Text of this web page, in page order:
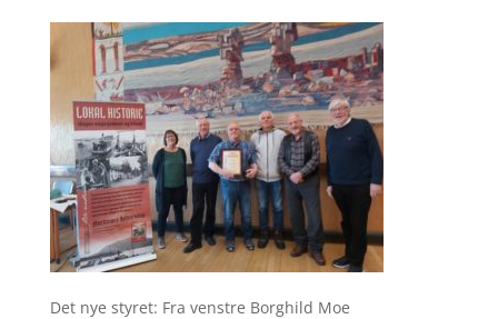
Det nye styret: Fra venstre Borghild Moe